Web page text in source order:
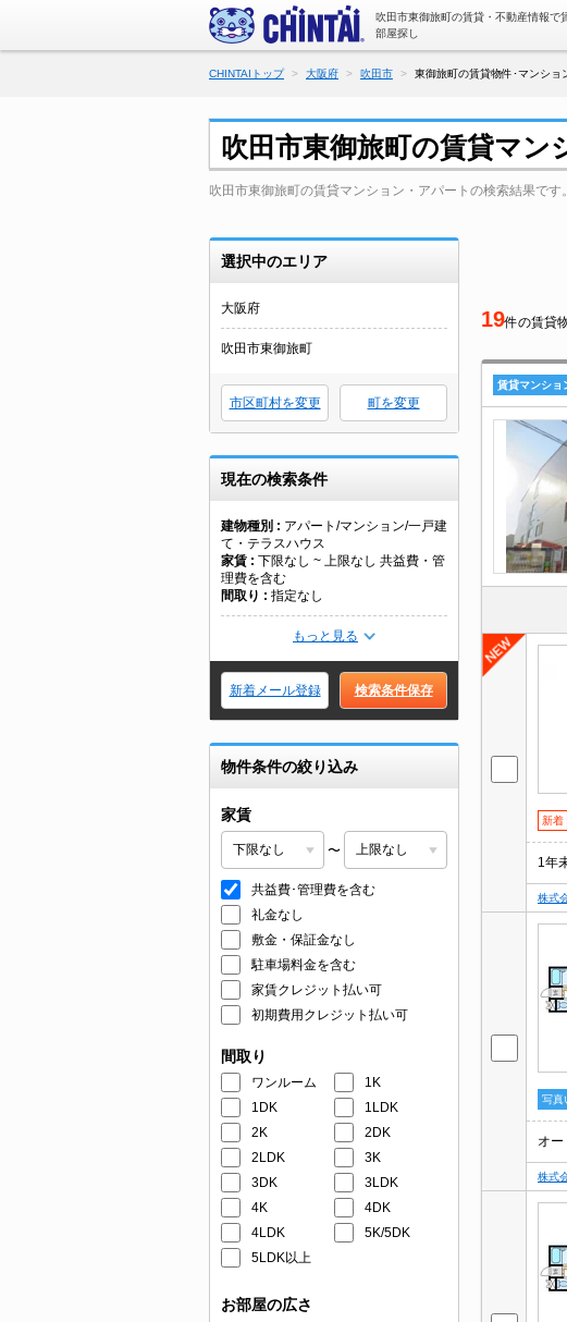
吹田市東御旅町の賃貸・不動産情報で
部屋探し
CHINTAIトップ 大阪府 吹田市 東御旅町の賃貸物件･マンショ
吹田市東御旅町の賃貸マン
吹田市東御旅町の賃貸マンション・アパートの検索結果で
選択中のエリア
大阪府
吹田市東御旅町
市区町村を変更 町を変更
現在の検索条件
建物種別
アパート/マンション/一戸建
て・テラスハウス
家賃
下限なし ~ 上限なし 共益費・管
理費を含む
間取り
指定なし
もっと見る
新着メール登録 検索条件保存
物件条件の絞り込み
家賃
〜
共益費･管理費を含む
礼金なし
敷金・保証金なし
駐車場料金を含む
家賃クレジット払い可
初期費用クレジット払い可
間取り
ワンルーム
1K
1DK
1LDK
2K
2DK
2LDK
3K
3DK
3LDK
4K
4DK
4LDK
5K/5DK
5LDK以上
お部屋の広さ
19件の賃貸
賃貸マンショ
新着
株式
写真
オー
株式